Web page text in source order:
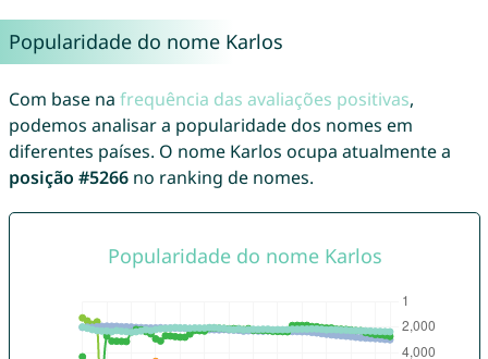
Popularidade do nome Karlos
Com base na frequência das avaliações positivas,
podemos analisar a popularidade dos nomes em
diferentes países. O nome Karlos ocupa atualmente a
posição #5266no ranking de nomes.